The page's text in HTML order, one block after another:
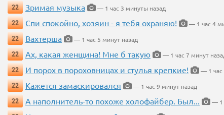
22
Зримая музыка
— 1 час 3 минуты назад
22
Спи спокойно, хозяин - я тебя охраняю!
— 1 час 4
22
Вахтерша
— 1 час 5 минут назад
22
Ах, какая женщина! Мне б такую
— 1 час 7 минут
22
И порох в пороховницах и стулья крепкие!
— 1 час
22
Кажется замаскировался
— 1 час 9 минут назад
22
А наполнитель-то похоже холофайбер. Был...
— 1